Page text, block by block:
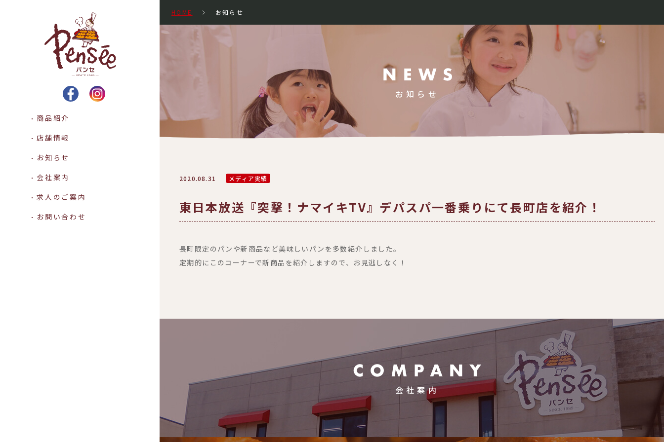
Pensee パンセ -SINCE 1989-
商品紹介
店舗情報
お知らせ
会社案内
求人のご案内
お問い合わせ
HOME お知らせ
お知らせ
2020.08.31 メディア実績
東日本放送『突撃！ナマイキTV』デパスパ一番乗りにて長町店を紹介！
長町限定のパンや新商品など美味しいパンを多数紹介しました。
定期的にこのコーナーで新商品を紹介しますので、お見逃しなく！
会社案内